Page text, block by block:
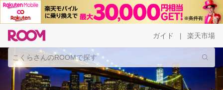
ガイド 楽天市場